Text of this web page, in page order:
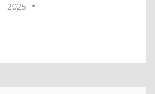
2025